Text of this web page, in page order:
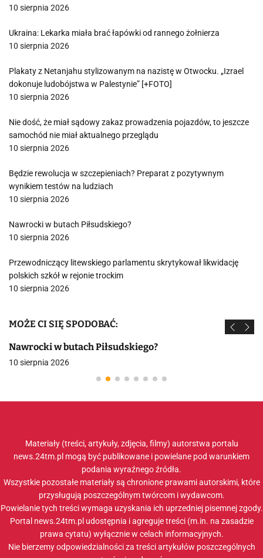
10 sierpnia 2026
Ukraina: Lekarka miała brać łapówki od rannego żołnierza
10 sierpnia 2026
Plakaty z Netanjahu stylizowanym na nazistę w Otwocku. „Izrael
dokonuje ludobójstwa w Palestynie” [+FOTO]
10 sierpnia 2026
Nie dość, że miał sądowy zakaz prowadzenia pojazdów, to jeszcze
samochód nie miał aktualnego przeglądu
10 sierpnia 2026
Będzie rewolucja w szczepieniach? Preparat z pozytywnym
wynikiem testów na ludziach
10 sierpnia 2026
Nawrocki w butach Piłsudskiego?
10 sierpnia 2026
Przewodniczący litewskiego parlamentu skrytykował likwidację
polskich szkół w rejonie trockim
10 sierpnia 2026
MOŻE CI SIĘ SPODOBAĆ:
Nawrocki w butach Piłsudskiego?
10 sierpnia 2026
Materiały (treści, artykuły, zdjęcia, filmy) autorstwa portalu
news.24tm.pl mogą być publikowane i powielane pod warunkiem
podania wyraźnego źródła.
Wszystkie pozostałe materiały są chronione prawami autorskimi, które
przysługują poszczególnym twórcom i wydawcom.
Powielanie tych treści wymaga uzyskania ich uprzedniej pisemnej zgody.
Portal news.24tm.pl udostępnia i agreguje treści (m.in. na zasadzie
prawa cytatu) wyłącznie w celach informacyjnych.
Nie bierzemy odpowiedzialności za treści artykułów poszczególnych